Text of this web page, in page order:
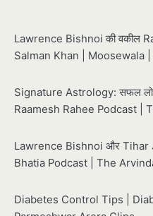
Lawrence Bishnoi की वकील
Salman Khan | Moosewala
Signature Astrology: सफल
Raamesh Rahee Podcast |
Lawrence Bishnoi और Tihar
Bhatia Podcast | The
Diabetes Control Tips |